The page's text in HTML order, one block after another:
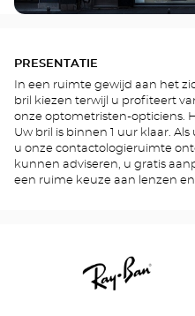
PRESENTATIE
In een ruimte gewijd aan het
bril kiezen terwijl u profiteert
onze optometristen-opticiens.
Uw bril is binnen 1 uur klaar.
u onze contactologieruimte
kunnen adviseren, u gratis
een ruime keuze aan lenzen